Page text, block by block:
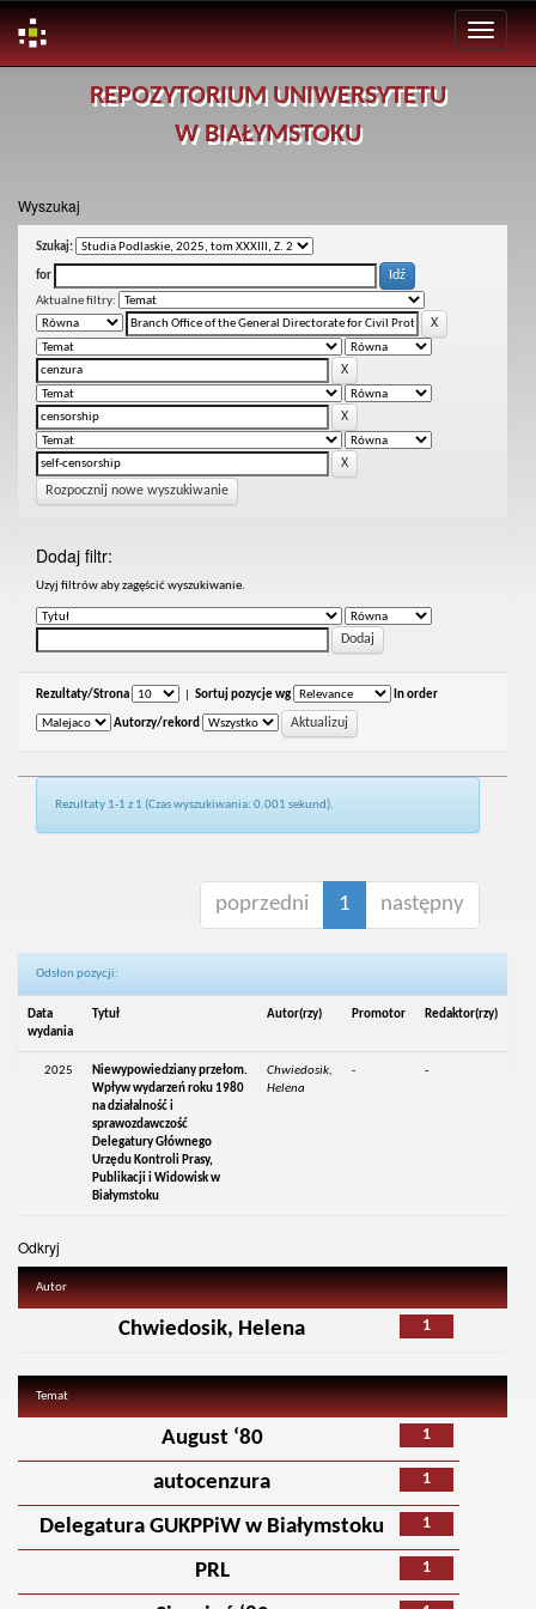
REPOZYTORIUM UNIWERSYTETU
W BIAŁYMSTOKU
Wyszukaj
Szukaj:
for
Aktualne filtry:
Rozpocznij nowe wyszukiwanie
Dodaj filtr:
Uzyj filtrów aby zagęścić wyszukiwanie.
Rezultaty/Strona Sortuj pozycje wg In order
Autorzy/rekord
Rezultaty 1-1 z 1 (Czas wyszukiwania: 0.001 sekund).
poprzedni 1 następny
Odsłon pozycji:
Data
wydania
Tytuł Autor(rzy) Promotor Redaktor(rzy)
2025
Niewypowiedziany przełom.
Wpływ wydarzeń roku 1980
na działalność i
sprawozdawczość
Delegatury Głównego
Urzędu Kontroli Prasy,
Publikacji i Widowisk w
Białymstoku
Chwiedosik,
Helena
- -
Odkryj
Autor
1
Chwiedosik, Helena
Temat
1
August ‘80
1
autocenzura
1
Delegatura GUKPPiW w Białymstoku
1
PRL